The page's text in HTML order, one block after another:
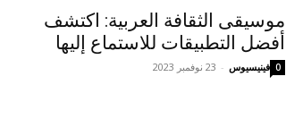
موسيقى الثقافة العربية: اكتشف
أفضل التطبيقات للاستماع إليها
فينيسيوس - 23 نوفمبر 2023 0